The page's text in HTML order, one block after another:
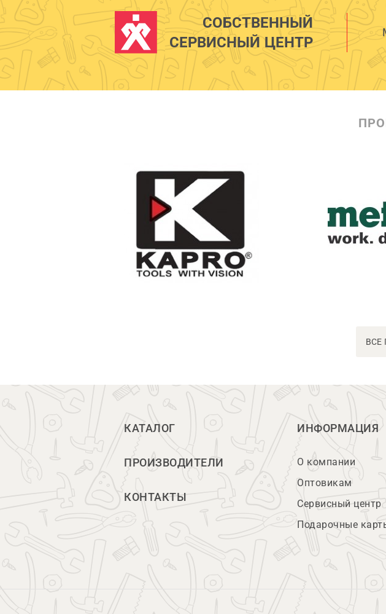
СОБСТВЕННЫЙ
СЕРВИСНЫЙ ЦЕНТР
ВСЕ
КАТАЛОГ
ПРОИЗВОДИТЕЛИ
КОНТАКТЫ
ИНФОРМАЦИЯ
О компании
Оптовикам
Сервисный центр
Подарочные